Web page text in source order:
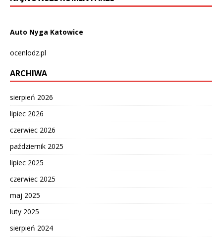
Auto Nyga Katowice
ocenlodz.pl
ARCHIWA
sierpień 2026
lipiec 2026
czerwiec 2026
październik 2025
lipiec 2025
czerwiec 2025
maj 2025
luty 2025
sierpień 2024